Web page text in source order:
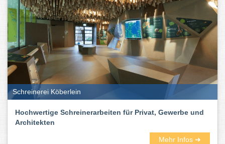
Schreinerei Köberlein
Hochwertige Schreinerarbeiten für Privat, Gewerbe und
Architekten
Mehr Infos ➜